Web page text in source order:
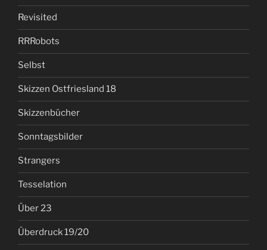
Revisited
RRRobots
Selbst
Skizzen Ostfriesland 18
Skizzenbücher
Sonntagsbilder
Strangers
Tesselation
Über 23
Überdruck 19/20